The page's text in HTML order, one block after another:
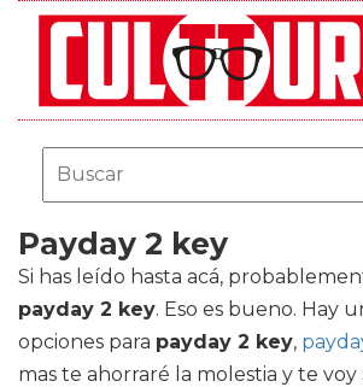
Payday 2 key
Si has leído hasta acá,
payday 2 key. Eso es bueno. Hay
opciones para payday 2 key,
mas te ahorraré la molestia y te voy